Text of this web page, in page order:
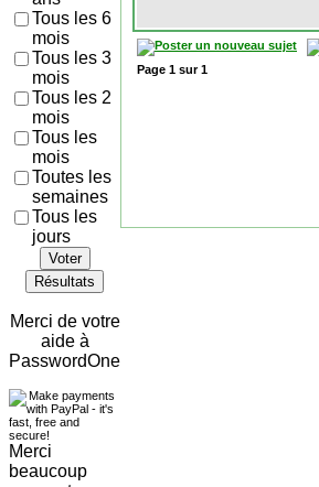
Tous les 6
mois
Tous les 3
mois
Tous les 2
mois
Tous les
mois
Toutes les
semaines
Tous les
jours
Voter
Résultats
Merci de votre
aide à
PasswordOne
Merci
beaucoup
Page 1 sur1